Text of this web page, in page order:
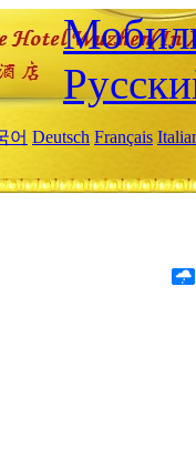
어 Deutsch Français